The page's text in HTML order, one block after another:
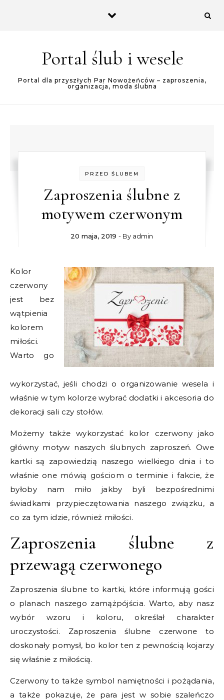
Portal ślub i wesele
Portal dla przyszłych Par Nowożeńców – zaproszenia,
organizacja, moda ślubna
PRZED ŚLUBEM
Zaproszenia ślubne z
motywem czerwonym
20 maja, 2019 - By admin
Kolor
czerwony
jest bez
wątpienia
kolorem
miłości.
Warto go
wykorzystać, jeśli chodzi o organizowanie wesela i
właśnie w tym kolorze wybrać dodatki i akcesoria do
dekoracji sali czy stołów.
Możemy także wykorzystać kolor czerwony jako
główny motyw naszych ślubnych zaproszeń. Owe
kartki są zapowiedzią naszego wielkiego dnia i to
właśnie one mówią gościom o terminie i fakcie, że
byłoby nam miło jakby byli bezpośrednimi
świadkami przypieczętowania naszego związku, a
co za tym idzie, również miłości.
Zaproszenia ślubne z
przewagą czerwonego
Zaproszenia ślubne to kartki, które informują gości
o planach naszego zamążpójścia. Warto, aby nasz
wybór wzoru i koloru, określał charakter
uroczystości. Zaproszenia ślubne czerwone to
doskonały pomysł, bo kolor ten z pewnością kojarzy
się właśnie z miłością.
Czerwony to także symbol namiętności i pożądania,
a także pokazuje, że para jest w sobie szaleńczo